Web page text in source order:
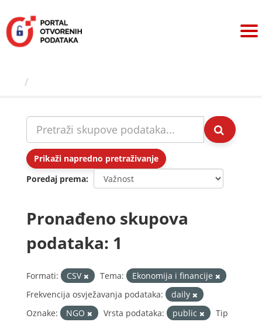
sadržaj
Prikaži napredno pretraživanje
Poredaj prema
Pronađeno skupova
podataka: 1
Formati: CSV Tema:
Ekonomija i financije
Frekvencija osvježavanja podataka:
daily
Oznake:
NGO Vrsta podataka: public
Tip